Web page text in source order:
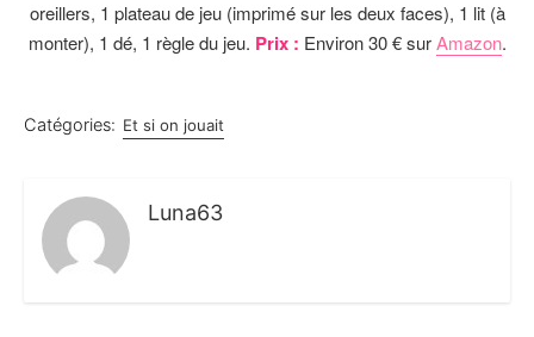
oreillers, 1 plateau de jeu (imprimé sur les deux faces), 1 lit (à
monter), 1 dé, 1 règle du jeu. Prix : Environ 30 € surAmazon.
Catégories: Et si on jouait
Luna63